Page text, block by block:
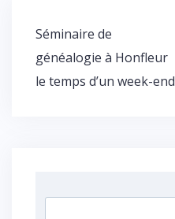
Navigation
de
l’article
Séminaire de
généalogie à Honfleur
le temps d’un week-end